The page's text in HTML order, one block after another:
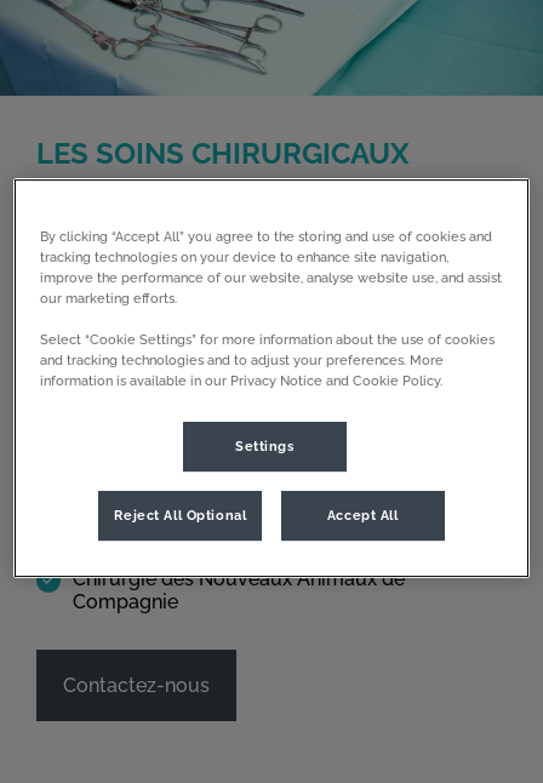
LES SOINS CHIRURGICAUX
d’anesthésie gazeuse et de respiration assistée, de
tout le matériel nécessaire à la surveillance
opératoire et assistés par des Auxiliaires
Spécialisées Vétérinaires, les Chirurgiens
conditions de nombreuses interventions
chirurgicales
Chirurgie Vidéo-assistée
Chirurgie orthopédique (TPLO, Ostéosynthèse
Chirurgie des Nouveaux Animaux de
Compagnie
Contactez-nous
By clicking “Accept All” you agree to the storing and use of cookies and
tracking technologies on your device to enhance site navigation,
improve the performance of our website, analyse website use, and assist
our marketing efforts.
Select “Cookie Settings” for more information about the use of cookies
and tracking technologies and to adjust your preferences. More
information is available in our Privacy Notice and Cookie Policy.
Settings
Reject All Optional Accept All